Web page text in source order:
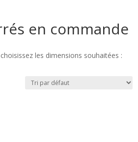
en commande
les dimensions souhaitées :